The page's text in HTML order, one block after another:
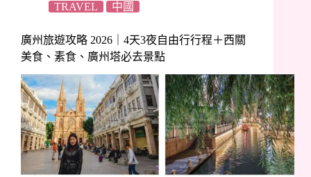
TRAVEL 中國
廣州旅遊攻略 2026｜4天3夜自由行行程＋西關
美食、素食、廣州塔必去景點